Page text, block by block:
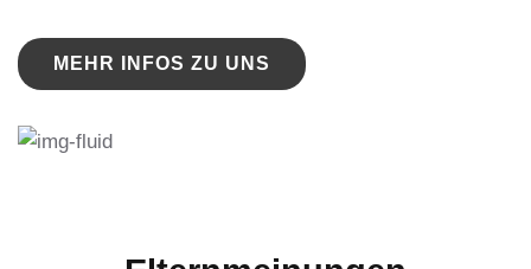
MEHR INFOS ZU UNS